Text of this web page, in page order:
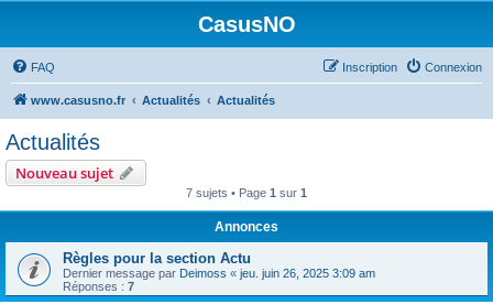
CasusNO
FAQ Connexion
Inscription
www.casusno.fr Actualités Actualités
Actualités
Nouveau sujet
7 sujets • Page 1 sur 1
Annonces
Règles pour la section Actu
Dernier message par Deimoss « jeu. juin 26, 2025 3:09 am
Réponses : 7